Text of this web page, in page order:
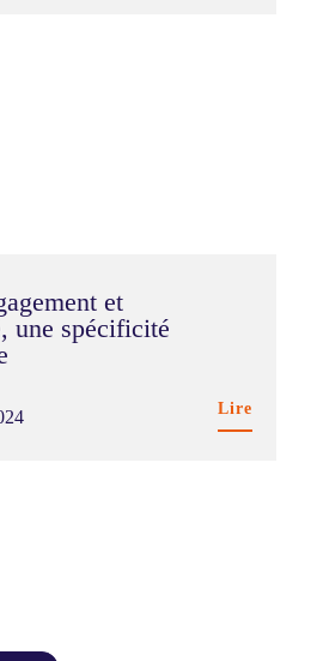
et
une spécificité
Lire